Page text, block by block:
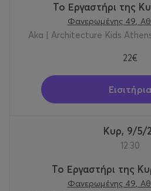
Το Εργαστήρι της
Φανερωμένης 49,
Aka | Architecture Kids
22€
Εισιτήρια
Κυρ, 9/5/
12:30
Το Εργαστήρι της
Φανερωμένης 49,